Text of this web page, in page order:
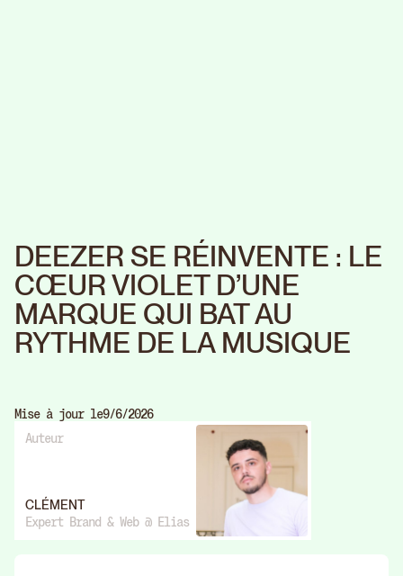
DEEZER SE RÉINVENTE : LE
CŒUR VIOLET D’UNE
MARQUE QUI BAT AU
RYTHME DE LA MUSIQUE
Mise à jour le9/6/2026
Auteur
CLÉMENT
Expert Brand & Web @ Elias